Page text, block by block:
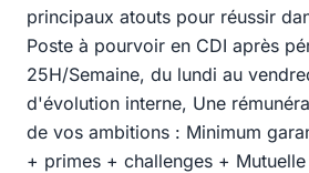
principaux atouts pour réussir
Poste à pourvoir en CDI après
25H/Semaine, du lundi au
d'évolution interne, Une
de vos ambitions : Minimum
+ primes + challenges +